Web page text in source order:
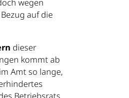
wegen
auf die
dieser
kommt ab
Amt so lange,
Betriebsrats